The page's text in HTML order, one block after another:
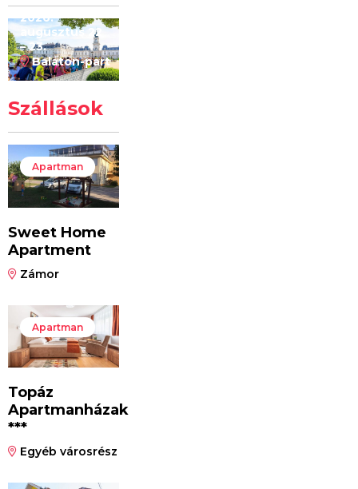
2026.
augusztus 22
– 23.
Balaton-part
Szállások
Apartman
Sweet Home
Apartment
Zámor
Apartman
Topáz
Apartmanházak
***
Egyéb városrész